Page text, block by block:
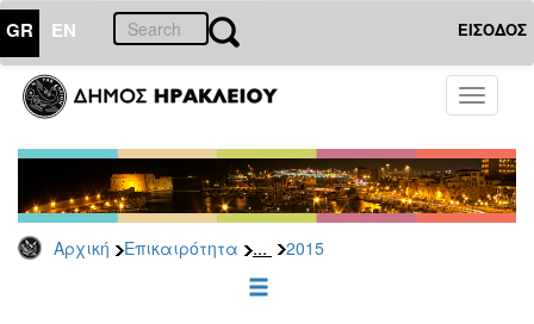
GR EN ΕΙΣΟΔΟΣ
Toggle
Αρχική Επικαιρότητα ... 2015
ΕΠΙΚΑΙΡΟΤΗΤΑ
Τύπου
Αρχείο
2026
2025